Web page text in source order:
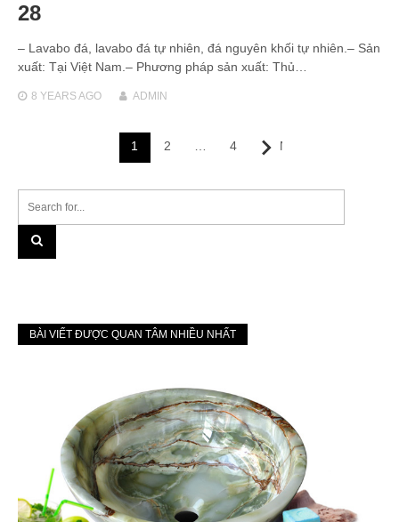
28
– Lavabo đá, lavabo đá tự nhiên, đá nguyên khối tự nhiên.– Sản
xuất: Tại Việt Nam.– Phương pháp sản xuất: Thủ…
8 YEARSAGO ADMIN
1 2 … 4 Next
BÀI VIẾT ĐƯỢC QUAN TÂM NHIỀU NHẤT